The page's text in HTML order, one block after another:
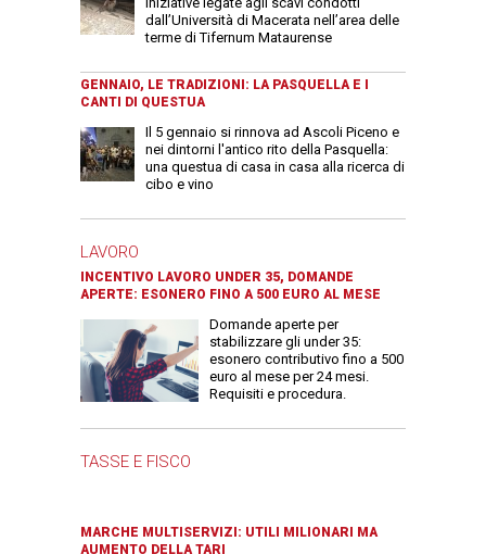
dall’Università di Macerata nell’area delle
terme di Tifernum Mataurense
GENNAIO, LE TRADIZIONI: LA PASQUELLA E I
CANTI DI QUESTUA
Il 5 gennaio si rinnova ad Ascoli Piceno e
nei dintorni l'antico rito della Pasquella:
una questua di casa in casa alla ricerca di
cibo e vino
LAVORO
INCENTIVO LAVORO UNDER 35, DOMANDE
APERTE: ESONERO FINO A 500 EURO AL MESE
Domande aperte per
stabilizzare gli under 35:
esonero contributivo fino a 500
euro al mese per 24 mesi.
Requisiti e procedura.
TASSE E FISCO
MARCHE MULTISERVIZI: UTILI MILIONARI MA
AUMENTO DELLA TARI